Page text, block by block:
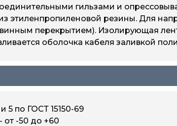
гильзами и
этиленпропиленовой резины. Для
перекрытием). Изолирующая
оболочка кабеля заливкой
5 по ГОСТ 15150-69
от -50 до +60